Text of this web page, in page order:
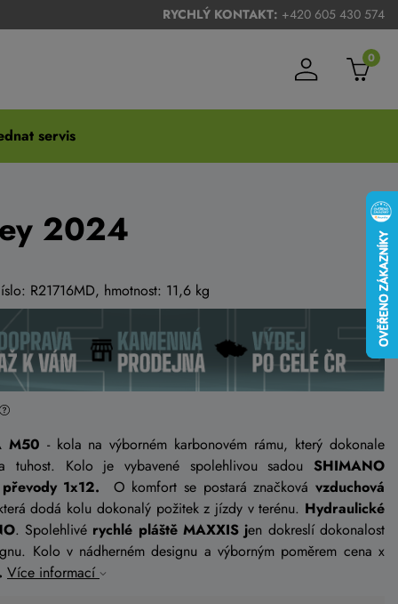
RYCHLÝ KONTAKT: +420 605 430 574
0
servis
2024
R21716MD, hmotnost: 11,6 kg
M50 - kola na výborném karbonovém rámu, který dokonale
tuhost. Kolo je vybavené spolehlivou sadou SHIMANO
1x12.
O komfort se postará značková vzduchová
dodá kolu dokonalý požitek z jízdy v terénu. Hydraulické
. Spolehlivé rychlé pláště MAXXIS jen dokreslí dokonalost
Kolo v nádherném designu a výborným poměrem cena x
Více informací